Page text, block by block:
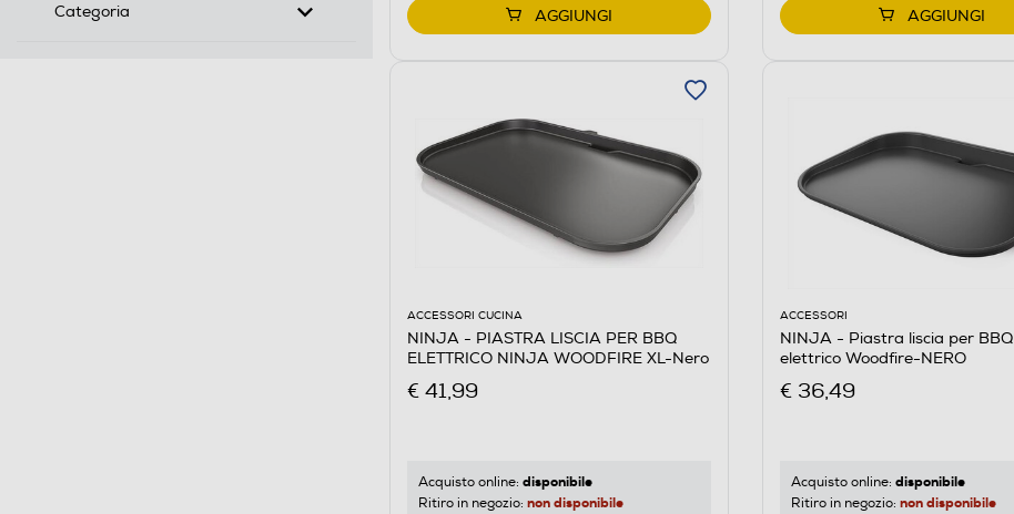
Categoria AGGIUNGI AGGIUNGI
ACCESSORI CUCINA
NINJA - PIASTRA LISCIA PER BBQ
ELETTRICO NINJA WOODFIRE XL-Nero
€ 41,99
Acquisto online: disponibile
Ritiro in negozio: non disponibile
ACCESSORI
NINJA - Piastra liscia per BBQ
elettrico Woodfire-NERO
€ 36,49
Acquisto online: disponibile
Ritiro in negozio: non disponibile